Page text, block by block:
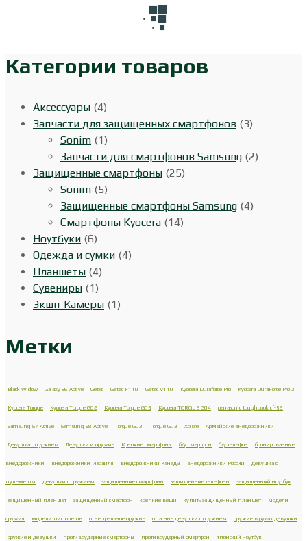
Категории товаров
Аксессуары (4)
Запчасти для защищенных смартфонов (3)
Sonim (1)
Запчасти для смартфонов Samsung (2)
Защищенные смартфоны (25)
Sonim (5)
Защищенные смартфоны Samsung (4)
Смартфоны Kyocera (14)
Ноутбуки (6)
Одежда и сумки (4)
Планшеты (4)
Сувениры (1)
Экшн-Камеры (1)
Метки
Black Widow Galaxy S6 Active Getac Getac F110 Getac V110 Kyocera Duraforce Pro Kyocera DuraForce Pro 2
Kyocera Torque Kyocera Torque G02 Kyocera Torque G03 Kyocera TORQUE G04 panasonic toughbook cf-53
Samsung S7 Active Samsung S8 Active Torque G02 Torque G03 Xplore Армейские внедорожники
Девушка с оружием Девушки и оружие Крепкие смартфоны б/у смартфон б/у телефон бронированные
внедорожники внедорожники Израиля внедорожники Канады внедорожники России девушка с
пулеметом девушки с оружием защищенные смартфоны защищенные телефоны защищенный ноутбук
защищенный планшет защищенный смартфон крепкие вещи купить защищенный планшет модели
оружия модели пистолетов огнестрельное оружие опасные девушки с оружием оружие в руках девушки
оружие и девушки противоударные смартфоны противоударный смартфон японский ноутбук